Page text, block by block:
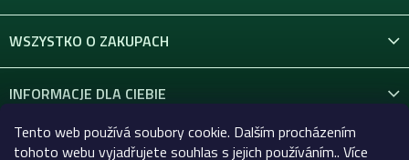
Tento web používá soubory cookie. Dalším procházením
tohoto webu vyjadřujete souhlas s jejich používáním.. Více
WSZYSTKO O ZAKUPACH
INFORMACJE DLA CIEBIE
KONTAKT